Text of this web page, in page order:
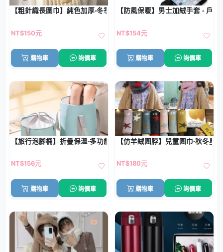
【粗針織長圍巾】純色加厚-冬季保暖圍脖
NT$150元
購物車 詢價車
【防風保暖】男士加絨手套 - 戶
NT$154元
購物車 詢價車
【旅行泡腳桶】折疊保溫-多功能便攜洗臉盆水桶
NT$156元
購物車 詢價車
【仿羊絨圍脖】兒童圍巾-秋冬星
NT$180元
購物車 詢價車